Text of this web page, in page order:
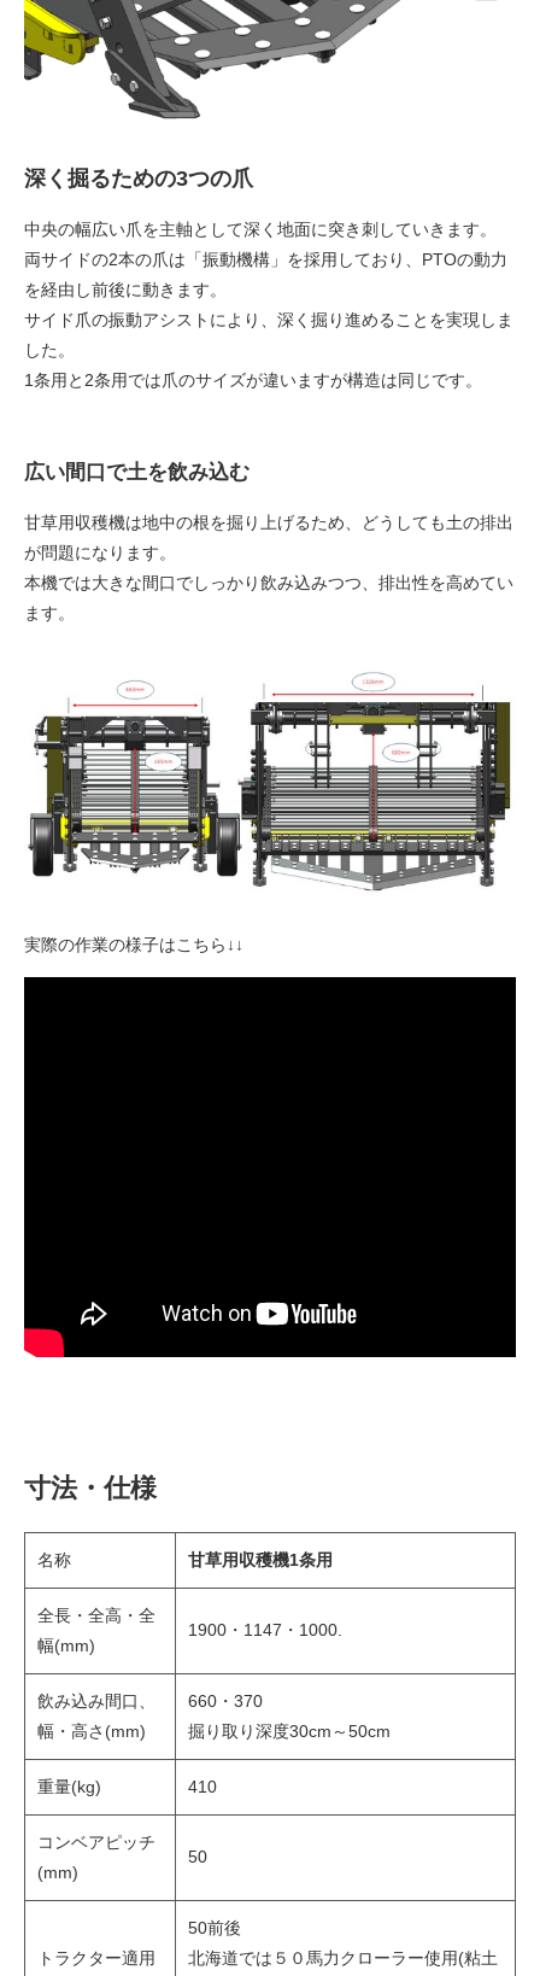
深く掘るための3つの爪
中央の幅広い爪を主軸として深く地面に突き刺していきます。
両サイドの2本の爪は「振動機構」を採用しており、PTOの動力
を経由し前後に動きます。
サイド爪の振動アシストにより、深く掘り進めることを実現しま
した。
1条用と2条用では爪のサイズが違いますが構造は同じです。
広い間口で土を飲み込む
甘草用収穫機は地中の根を掘り上げるため、どうしても土の排出
が問題になります。
本機では大きな間口でしっかり飲み込みつつ、排出性を高めてい
ます。
実際の作業の様子はこちら↓↓
寸法・仕様
名称 甘草用収穫機1条用
全長・全高・全
幅(mm)
1900・1147・1000.
飲み込み間口、
幅・高さ(mm)
660・370
掘り取り深度30cm～50cm
重量(kg) 410
コンベアピッチ
(mm)
50
トラクター適用
50前後
北海道では５０馬力クローラー使用(粘土